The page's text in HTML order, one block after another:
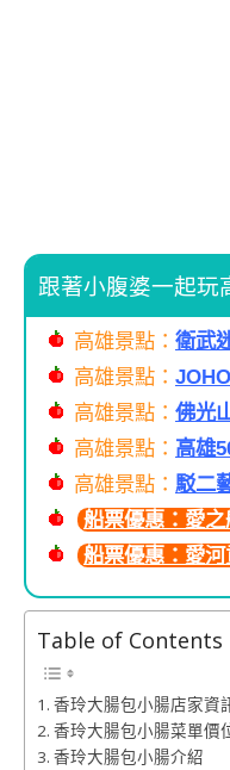
跟著小腹婆一起玩
高雄景點： 衛武
高雄景點：
高雄景點： 佛光
高雄景點： 高雄
高雄景點： 駁二
船票優惠：愛之
船票優惠：愛
Table of Contents
香玲大腸包小腸店家資
香玲大腸包小腸菜單價
香玲大腸包小腸介紹